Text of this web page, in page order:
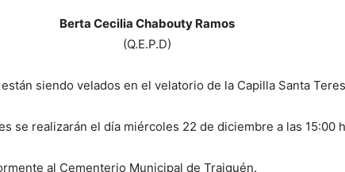
Berta Cecilia Chabouty Ramos
(Q.E.P.D)
siendo velados en el velatorio de la Capilla Santa
se realizarán el día miércoles 22 de diciembre a las 15:00
al Cementerio Municipal de Traiguén.